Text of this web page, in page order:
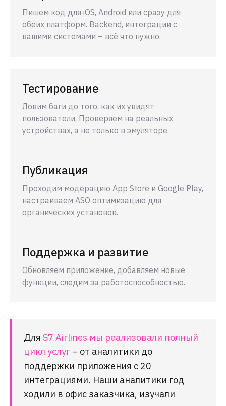
Пишем код для iOS, Android или сразу для
обеих платформ. Backend, интеграции с
вашими системами – всё что нужно.
Тестирование
Ловим баги до того, как их увидят
пользователи. Проверяем на реальных
устройствах, а не только в эмуляторе.
Публикация
Проходим модерацию App Store и Google Play,
настраиваем ASO оптимизацию для
органических установок.
Поддержка и развитие
Обновляем приложение, добавляем новые
функции, следим за работоспособностью.
Для S7 Airlines мы реализовали полный
цикл услуг – от аналитики до
поддержки приложения с 20
интеграциями. Наши аналитики год
ходили в офис заказчика, изучали